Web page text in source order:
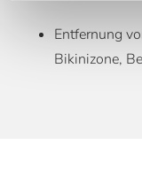
Entfernung
Bikinizone,